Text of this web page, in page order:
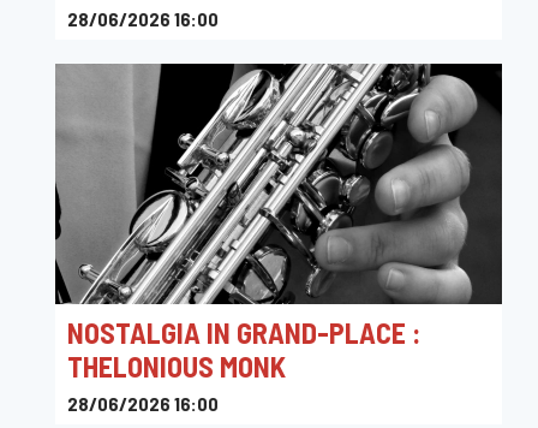
28/06/2026 16:00
NOSTALGIA IN GRAND-PLACE :
THELONIOUS MONK
28/06/2026 16:00